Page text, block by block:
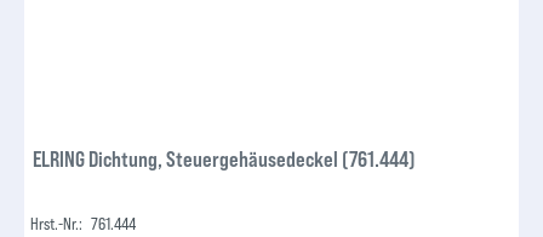
ELRING Dichtung, Steuergehäusedeckel (761.444)
Hrst.-Nr.: 761.444